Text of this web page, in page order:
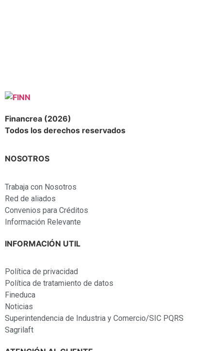
Financrea (2026)
Todos los derechos reservados
NOSOTROS
Trabaja con Nosotros
Red de aliados
Convenios para Créditos
Información Relevante
INFORMACIÓN UTIL
Política de privacidad
Política de tratamiento de datos
Fineduca
Noticias
Superintendencia de Industria y Comercio/SIC PQRS
Sagrilaft